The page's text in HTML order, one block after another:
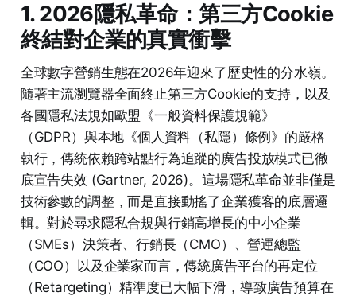
1. 2026隱私革命：第三方Cookie
終結對企業的真實衝擊
全球數字營銷生態在2026年迎來了歷史性的分水嶺。
隨著主流瀏覽器全面終止第三方Cookie的支持，以及
各國隱私法規如歐盟《一般資料保護規範》
（GDPR）與本地《個人資料（私隱）條例》的嚴格
執行，傳統依賴跨站點行為追蹤的廣告投放模式已徹
底宣告失效 (Gartner, 2026)。這場隱私革命並非僅是
技術參數的調整，而是直接動搖了企業獲客的底層邏
輯。對於尋求隱私合規與行銷高增長的中小企業
（SMEs）決策者、行銷長（CMO）、營運總監
（COO）以及企業家而言，傳統廣告平台的再定位
（Retargeting）精準度已大幅下滑，導致廣告預算在